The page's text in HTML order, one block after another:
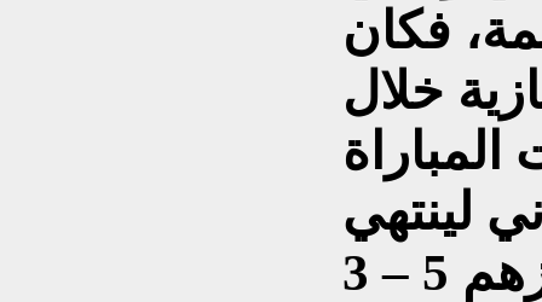
فكان
خلال
لينتهي